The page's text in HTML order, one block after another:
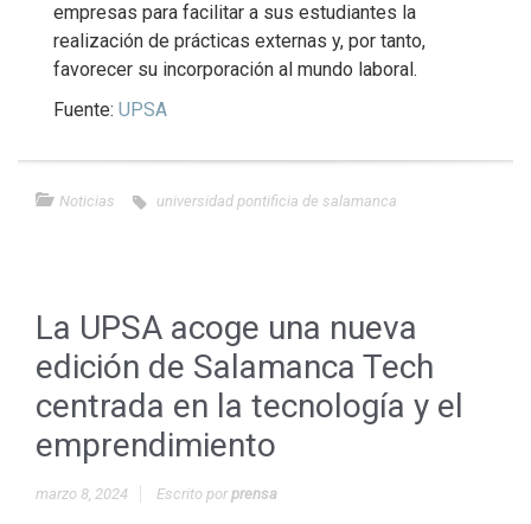
empresas para facilitar a sus estudiantes la
realización de prácticas externas y, por tanto,
favorecer su incorporación al mundo laboral.
Fuente: UPSA
Noticias universidad pontificia de salamanca
La UPSA acoge una nueva
edición de Salamanca Tech
centrada en la tecnología y el
emprendimiento
marzo 8, 2024 Escrito porprensa